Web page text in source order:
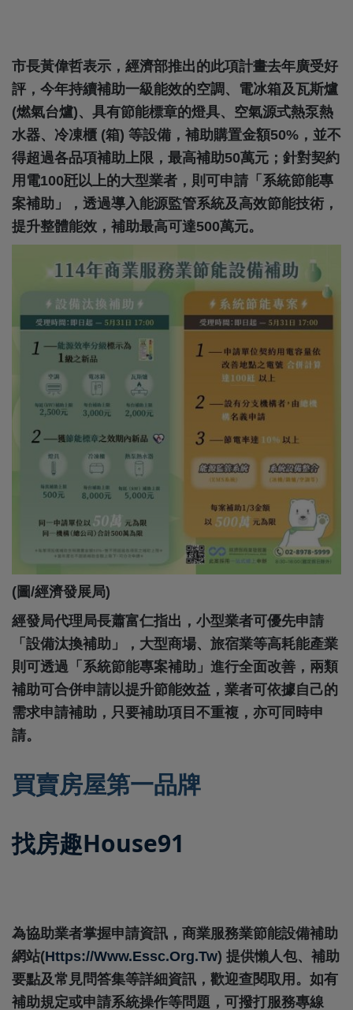
市長黃偉哲表示，經濟部推出的此項計畫去年廣受好
評，今年持續補助一級能效的空調、電冰箱及瓦斯爐
(燃氣台爐)、具有節能標章的燈具、空氣源式熱泵熱
水器、冷凍櫃 (箱) 等設備，補助購置金額50% ，並不
得超過各品項補助上限，最高補助50萬元；針對契約
用電100瓩以上的大型業者，則可申請「系統節能專
案補助」，透過導入能源監管系統及高效節能技術，
提升整體能效，補助最高可達500萬元。
(圖/經濟發展局)
經發局代理局長蕭富仁指出，小型業者可優先申請
「設備汰換補助」，大型商場、旅宿業等高耗能產業
則可透過「系統節能專案補助」進行全面改善，兩類
補助可合併申請以提升節能效益，業者可依據自己的
需求申請補助，只要補助項目不重複，亦可同時申
請。
買賣房屋第一品牌
找房趣House91
為協助業者掌握申請資訊，商業服務業節能設備補助
網站(Https://www.essc.org.tw) 提供懶人包、補助
要點及常見問答集等詳細資訊，歡迎查閱取用。如有
補助規定或申請系統操作等問題，可撥打服務專線